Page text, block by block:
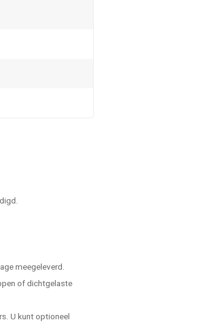
meegeleverd.
of dichtgelaste
U kunt optioneel